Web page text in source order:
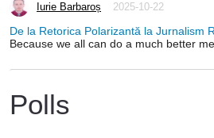
Iurie Barbaroș 2025-10-22
De la Retorica Polarizantă la Jurnalism
Because we all can do a much better
Polls